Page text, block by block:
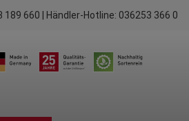
189 660 | Händler-Hotline: 036253 366 0